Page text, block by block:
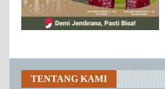
TENTANG KAMI